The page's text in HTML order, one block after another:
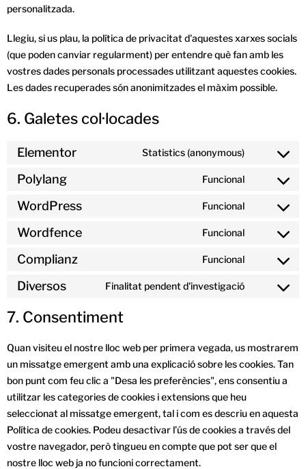
personalitzada.
Llegiu, si us plau, la política de privacitat d'aquestes xarxes socials
(que poden canviar regularment) per entendre què fan amb les
vostres dades personals processades utilitzant aquestes cookies.
Les dades recuperades són anonimitzades el màxim possible.
6. Galetes col·locades
Elementor Statistics (anonymous)
Polylang Funcional
WordPress Funcional
Wordfence Funcional
Complianz Funcional
Diversos Finalitat pendent d'investigació
7. Consentiment
Quan visiteu el nostre lloc web per primera vegada, us mostrarem
un missatge emergent amb una explicació sobre les cookies. Tan
bon punt com feu clic a "Desa les preferències", ens consentiu a
utilitzar les categories de cookies i extensions que heu
seleccionat al missatge emergent, tal i com es descriu en aquesta
Política de cookies. Podeu desactivar l’ús de cookies a través del
vostre navegador, però tingueu en compte que pot ser que el
nostre lloc web ja no funcioni correctament.